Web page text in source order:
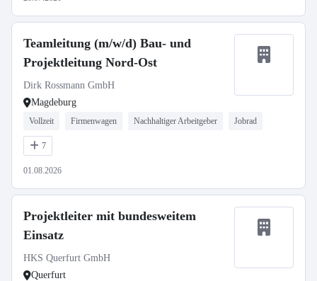
Teamleitung (m/w/d) Bau- und
Projektleitung Nord-Ost
Dirk Rossmann GmbH
Magdeburg
Vollzeit Firmenwagen Nachhaltiger Arbeitgeber Jobrad
7
01.08.2026
Projektleiter mit bundesweitem
Einsatz
HKS Querfurt GmbH
Querfurt